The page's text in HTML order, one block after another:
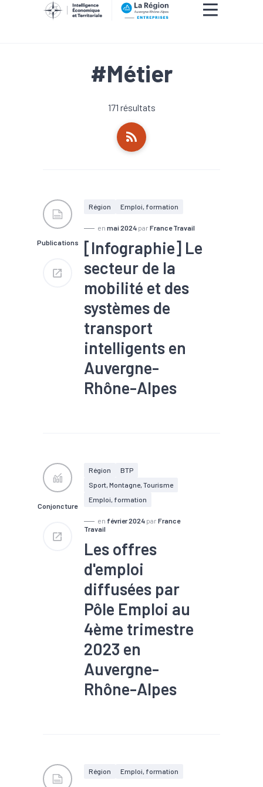
#Métier
171 résultats
Publications
Région Emploi, formation
en mai 2024 par France Travail
[Infographie] Le
secteur de la
mobilité et des
systèmes de
transport
intelligents en
Auvergne-
Rhône-Alpes
7 400 établissements
144 400 salariés
5,9 % des effectifs salariés
régionaux
%)
71 100 embauches (cumul
avril 2023 à mars 2024)
51 000 offres d’emploi
enregistrées dont 25 900
contrats durables (+ de 6
mois)
Conjoncture
Région
BTP
Sport, Montagne, Tourisme
Emploi, formation
en février 2024 par France
Travail
Les offres
d'emploi
diffusées par
Pôle Emploi au
4ème trimestre
2023 en
Auvergne-
Rhône-Alpes
#Métier
#Recrutement
Région Emploi, formation